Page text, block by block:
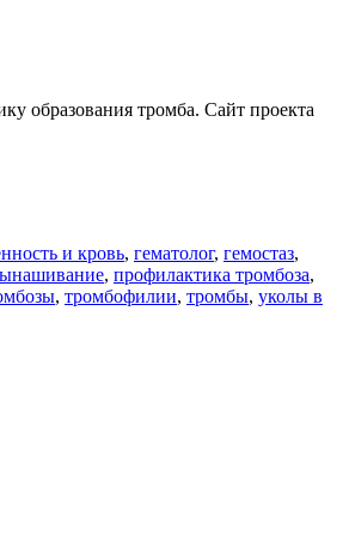
образования тромба. Сайт проекта
и кровь, гематолог, гемостаз,
, профилактика тромбоза,
, тромбофилии, тромбы, уколы в